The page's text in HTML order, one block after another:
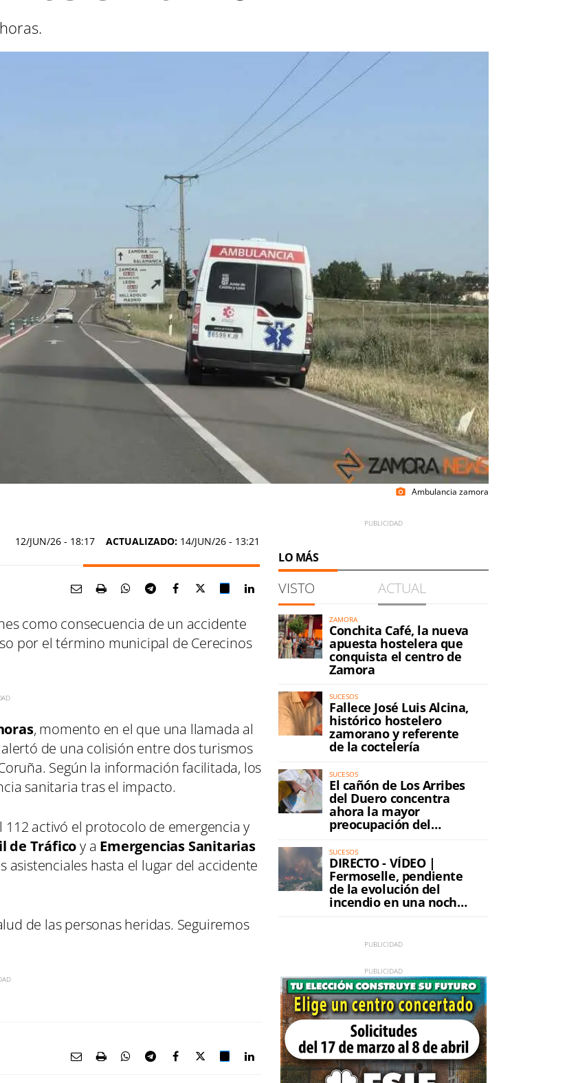
photo_camera Ambulancia zamora
12/JUN/26 - 18:17 ACTUALIZADO: 14/JUN/26 - 13:21
como consecuencia de un accidente
por el término municipal de Cerecinos
, momento en el que una llamada al
de una colisión entre dos turismos
Según la información facilitada, los
sanitaria tras el impacto.
activó el protocolo de emergencia y
de Tráficoy a Emergencias Sanitarias
asistenciales hasta el lugar del accidente
de las personas heridas. Seguiremos
LO MÁS
VISTO ACTUAL
ZAMORA
Conchita Café, la nueva
apuesta hostelera que
conquista el centro de
Zamora
SUCESOS
Fallece José Luis Alcina,
histórico hostelero
zamorano y referente
de la coctelería
SUCESOS
El cañón de Los Arribes
del Duero concentra
ahora la mayor
preocupación del
incendio
SUCESOS
DIRECTO - VÍDEO |
Fermoselle, pendiente
de la evolución del
incendio en una noche